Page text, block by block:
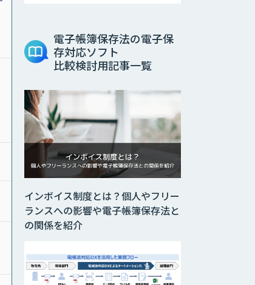
電子帳簿保存法の電子保
存対応ソフト
比較検討用記事一覧
インボイス制度とは？個人やフリー
ランスへの影響や電子帳簿保存法と
の関係を紹介